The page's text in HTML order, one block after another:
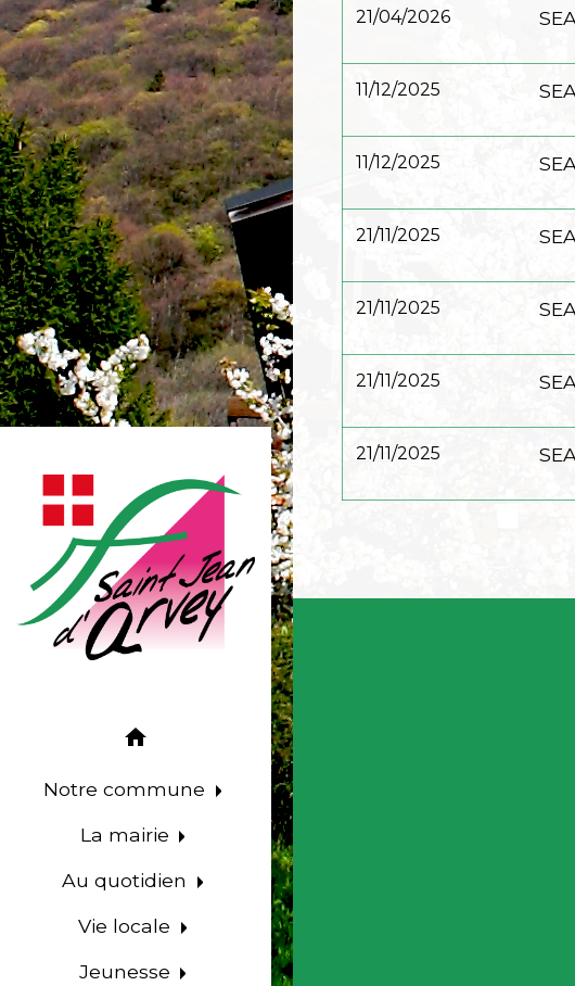
home
Notre commune
La mairie
Au quotidien
Vie locale
Jeunesse
21/04/2026
11/12/2025
11/12/2025
21/11/2025
21/11/2025
21/11/2025
21/11/2025